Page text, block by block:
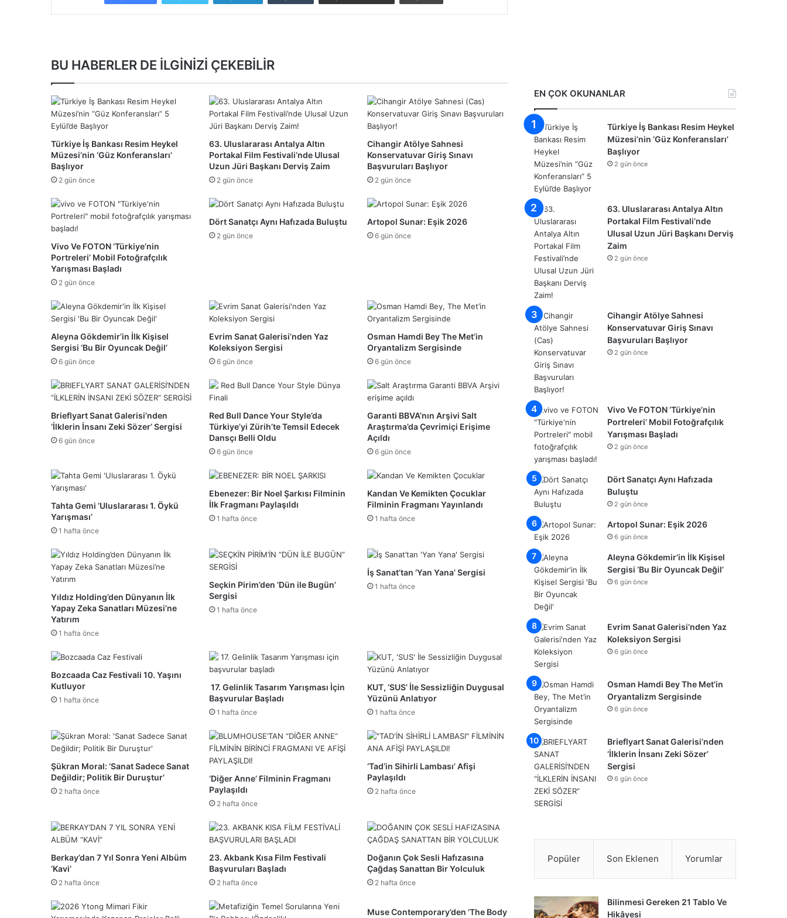
BU HABERLER DE İLGİNİZİ ÇEKEBİLİR
Türkiye İş Bankası Resim Heykel
Müzesi’nin ‘Güz Konferansları’
Başlıyor
2 gün önce
63. Uluslararası Antalya Altın
Portakal Film Festivali’nde Ulusal
Uzun Jüri Başkanı Derviş Zaim
2 gün önce
Cihangir Atölye Sahnesi
Konservatuvar Giriş Sınavı
Başvuruları Başlıyor
2 gün önce
Vivo Ve FOTON ‘Türkiye’nin
Portreleri’ Mobil Fotoğrafçılık
Yarışması Başladı
2 gün önce
Dört Sanatçı Aynı Hafızada Buluştu
2 gün önce
Artopol Sunar: Eşik 2026
6 gün önce
Aleyna Gökdemir’in İlk Kişisel
Sergisi ‘Bu Bir Oyuncak Değil’
6 gün önce
Evrim Sanat Galerisi’nden Yaz
Koleksiyon Sergisi
6 gün önce
Osman Hamdi Bey The Met’in
Oryantalizm Sergisinde
6 gün önce
Brieflyart Sanat Galerisi’nden
‘İlklerin İnsanı Zeki Sözer’ Sergisi
6 gün önce
Red Bull Dance Your Style’da
Türkiye’yi Zürih’te Temsil Edecek
Dansçı Belli Oldu
6 gün önce
Garanti BBVA’nın Arşivi Salt
Araştırma’da Çevrimiçi Erişime
Açıldı
6 gün önce
Tahta Gemi ‘Uluslararası 1. Öykü
Yarışması’
1 hafta önce
Ebenezer: Bir Noel Şarkısı Filminin
İlk Fragmanı Paylaşıldı
1 hafta önce
Kandan Ve Kemikten Çocuklar
Filminin Fragmanı Yayınlandı
1 hafta önce
Yıldız Holding’den Dünyanın İlk
Yapay Zeka Sanatları Müzesi’ne
Yatırım
1 hafta önce
Seçkin Pirim’den ‘Dün ile Bugün’
Sergisi
1 hafta önce
İş Sanat’tan ‘Yan Yana’ Sergisi
1 hafta önce
Bozcaada Caz Festivali 10. Yaşını
Kutluyor
1 hafta önce
17. Gelinlik Tasarım Yarışması İçin
Başvurular Başladı
1 hafta önce
KUT, ‘SUS’ İle Sessizliğin Duygusal
Yüzünü Anlatıyor
1 hafta önce
Şükran Moral: ‘Sanat Sadece Sanat
Değildir; Politik Bir Duruştur’
2 hafta önce
‘Diğer Anne’ Filminin Fragmanı
Paylaşıldı
2 hafta önce
‘Tad’in Sihirli Lambası’ Afişi
Paylaşıldı
2 hafta önce
Berkay’dan 7 Yıl Sonra Yeni Albüm
‘Kavi’
2 hafta önce
23. Akbank Kısa Film Festivali
Başvuruları Başladı
2 hafta önce
Doğanın Çok Sesli Hafızasına
Çağdaş Sanattan Bir Yolculuk
2 hafta önce
Muse Contemporary’den ‘The Body
EN ÇOK OKUNANLAR
Türkiye İş Bankası Resim Heykel
Müzesi’nin ‘Güz Konferansları’
Başlıyor
2 gün önce
63. Uluslararası Antalya Altın
Portakal Film Festivali’nde
Ulusal Uzun Jüri Başkanı Derviş
Zaim
2 gün önce
Cihangir Atölye Sahnesi
Konservatuvar Giriş Sınavı
Başvuruları Başlıyor
2 gün önce
Vivo Ve FOTON ‘Türkiye’nin
Portreleri’ Mobil Fotoğrafçılık
Yarışması Başladı
2 gün önce
Dört Sanatçı Aynı Hafızada
Buluştu
2 gün önce
Artopol Sunar: Eşik 2026
6 gün önce
Aleyna Gökdemir’in İlk Kişisel
Sergisi ‘Bu Bir Oyuncak Değil’
6 gün önce
Evrim Sanat Galerisi’nden Yaz
Koleksiyon Sergisi
6 gün önce
Osman Hamdi Bey The Met’in
Oryantalizm Sergisinde
6 gün önce
Brieflyart Sanat Galerisi’nden
‘İlklerin İnsanı Zeki Sözer’
Sergisi
6 gün önce
Popüler Son Eklenen Yorumlar
Bilinmesi Gereken 21 Tablo Ve
Hikâyesi